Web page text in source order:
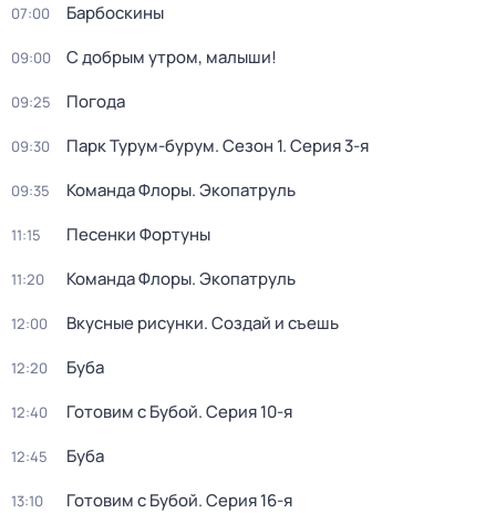
07:00 Барбоскины
09:00 С добрым утром, малыши!
09:25 Погода
09:30 Парк Турум-бурум. Сезон 1. Серия 3-я
09:35 Команда Флоры. Экопатруль
11:15 Песенки Фортуны
11:20 Команда Флоры. Экопатруль
12:00 Вкусные рисунки. Создай и съешь
12:20 Буба
12:40 Готовим с Бубой. Серия 10-я
12:45 Буба
13:10 Готовим с Бубой. Серия 16-я